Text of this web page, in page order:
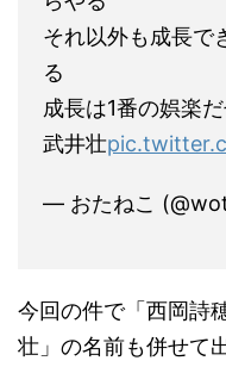
それ以外も成長で
る
成長は1番の娯楽
武井壮
— おたねこ
今回の件で「西岡詩
壮」の名前も併せて